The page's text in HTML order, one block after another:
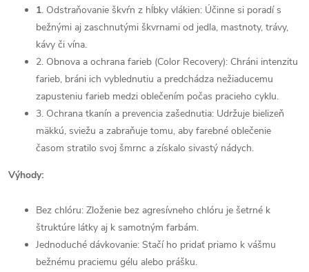
1. Odstraňovanie škvŕn z hĺbky vlákien: Účinne si poradí s
bežnými aj zaschnutými škvrnami od jedla, mastnoty, trávy,
kávy či vína.
2. Obnova a ochrana farieb (Color Recovery): Chráni intenzitu
farieb, bráni ich vyblednutiu a predchádza nežiaducemu
zapusteniu farieb medzi oblečením počas pracieho cyklu.
3. Ochrana tkanín a prevencia zašednutia: Udržuje bielizeň
mäkkú, sviežu a zabraňuje tomu, aby farebné oblečenie
časom stratilo svoj šmrnc a získalo sivastý nádych.
Výhody:
Bez chlóru: Zloženie bez agresívneho chlóru je šetrné k
štruktúre látky aj k samotným farbám.
Jednoduché dávkovanie: Stačí ho pridať priamo k vášmu
bežnému praciemu gélu alebo prášku.